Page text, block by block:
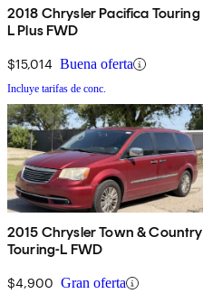
2018 Chrysler Pacifica Touring
L Plus FWD
$15,014 Buena oferta
Incluye tarifas de conc.
2015 Chrysler Town & Country
Touring-L FWD
$4,900 Gran oferta